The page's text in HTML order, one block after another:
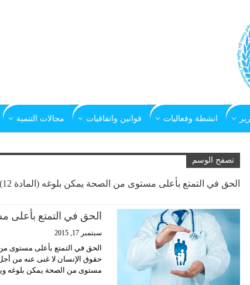
انشطة وفعاليات قوانين واتفاقيات مجالات التنمية
تصفح الوسم
الحق في التمتع بأعلى مستوى من الصحة يمكن بلوغه (المادة 12)
الحق في التمتع
سبتمبر 17, 2015
حقوق الإنسان لا غنى عنه من
مستوى من الصحة يمكن بلوغه